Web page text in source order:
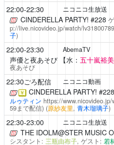
22:00-22:30 ニコニコ生放送
CINDERELLA PARTY! #228
p://live.nicovideo.jp/watch/
子)
22:00-23:30 AbemaTV
声優と夜あそび【水： 五十嵐裕美
夜あそび
22:30ごろ配信 ニコニコ動画
￥ CINDERELLA PARTY!
ルゥティン https://
59まで配信) (原紗友里, 青木瑠璃子)
22:30-23:00 ニコニコ生放送
THE IDOLM@STER MUSIC
シスタント: 三瓶由布子, ゲスト: 若